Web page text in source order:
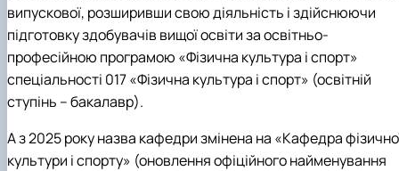
випускової, розширивши свою діяльність і здійснюючи
підготовку здобувачів вищої освіти за освітньо-
професійною програмою «Фізична культура і спорт»
спеціальності 017 «Фізична культура і спорт» (освітній
ступінь – бакалавр).
А з 2025 року назва кафедри змінена на «Кафедра
культури і спорту» (оновлення офіційного найменування